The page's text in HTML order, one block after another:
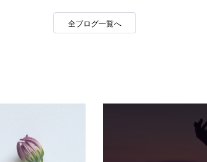
全ブログ一覧へ